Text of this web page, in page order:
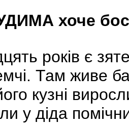
хоче
років є
Там живе
кузні
у діда